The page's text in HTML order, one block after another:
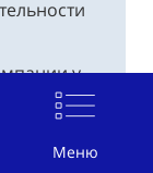
Меню
у